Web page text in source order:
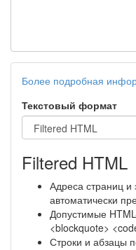
Более подробная
Текстовый формат
Filtered HTML
Адреса страниц и
автоматически
Допустимые
<blockquote>
Строки и абзацы